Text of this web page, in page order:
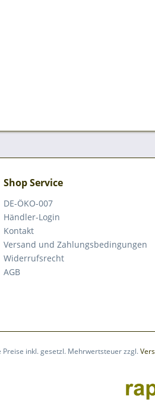
Shop Service
DE-ÖKO-007
Händler-Login
Kontakt
Versand und Zahlungsbedingungen
Widerrufsrecht
AGB
Preise inkl. gesetzl. Mehrwertsteuer zzgl.